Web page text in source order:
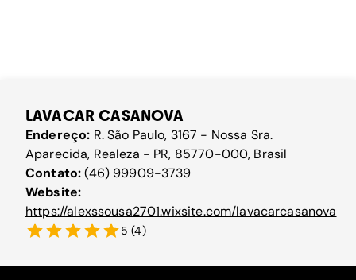
LAVACAR CASANOVA
Endereço: R. São Paulo, 3167 - Nossa Sra.
Aparecida, Realeza - PR, 85770-000, Brasil
Contato:(46) 99909-3739
Website:
https://alexssousa2701.wixsite.com/lavacarcasanova
5 (4)